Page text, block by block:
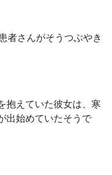
者さんがそうつぶやき
抱えていた彼女は、寒
出始めていたそうで